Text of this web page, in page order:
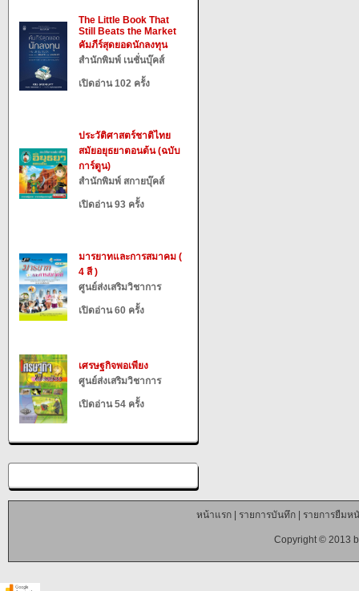
The Little Book That
Still Beats the Market
คัมภีร์สุดยอดนักลงทุน
สำนักพิมพ์ เนชั่นบุ๊คส์
เปิดอ่าน 102 ครั้ง
ประวัติศาสตร์ชาติไทย
สมัยอยุธยาตอนต้น (ฉบับ
การ์ตูน)
สำนักพิมพ์ สกายบุ๊คส์
เปิดอ่าน 93 ครั้ง
มารยาทและการสมาคม (
4 สี )
ศูนย์ส่งเสริมวิชาการ
เปิดอ่าน 60 ครั้ง
เศรษฐกิจพอเพียง
ศูนย์ส่งเสริมวิชาการ
เปิดอ่าน 54 ครั้ง
หน้าแรก| รายการบันทึก| รายการยืมห
Copyright © 2013